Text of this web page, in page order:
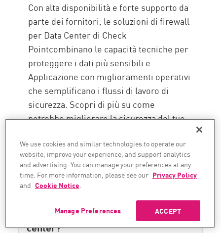
Con alta disponibilità e forte supporto da
parte dei fornitori, le soluzioni di firewall
per Data Center di Check
Pointcombinano le capacità tecniche per
proteggere i dati più sensibili e
Applicazione con miglioramenti operativi
che semplificano i flussi di lavoro di
sicurezza. Scopri di più su come
potrebbe migliorare la sicurezza del tuo
oggi.
tradizionale e un firewall per data
center?
We use cookies and similar technologies to operate our
website, improve your experience, and support analytics
and advertising. You can manage your preferences at any
time. For more information, please see our Privacy Policy
and Cookie Notice.
ACCEPT
Manage Preferences